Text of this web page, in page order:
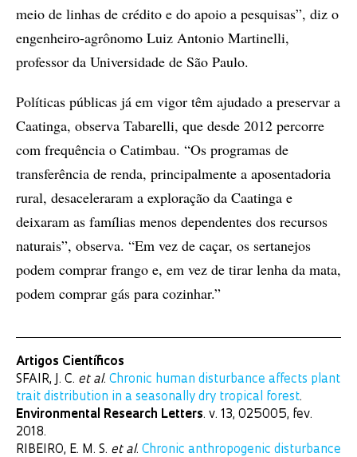
meio de linhas de crédito e do apoio a pesquisas”, diz o
engenheiro-agrônomo Luiz Antonio Martinelli,
professor da Universidade de São Paulo.
Políticas públicas já em vigor têm ajudado a preservar a
Caatinga, observa Tabarelli, que desde 2012 percorre
com frequência o Catimbau. “Os programas de
transferência de renda, principalmente a aposentadoria
rural, desaceleraram a exploração da Caatinga e
deixaram as famílias menos dependentes dos recursos
naturais”, observa. “Em vez de caçar, os sertanejos
podem comprar frango e, em vez de tirar lenha da mata,
podem comprar gás para cozinhar.”
Artigos Científicos
SFAIR, J. C. et al. Chronic human disturbance affects plant
trait distribution in a seasonally dry tropical forest.
Environmental Research Letters. v. 13, 025005, fev.
2018.
RIBEIRO, E. M. S. et al. Chronic anthropogenic disturbance